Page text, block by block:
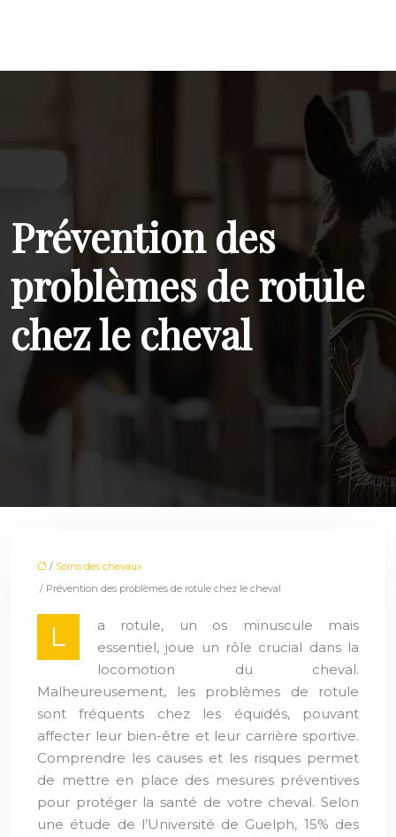
Prévention des
problèmes de rotule
chez le cheval
/ Soins des chevaux
/ Prévention des problèmes de rotule chez le cheval
L
a rotule, un os minuscule mais
essentiel, joue un rôle crucial dans la
locomotion du cheval.
Malheureusement, les problèmes de rotule
sont fréquents chez les équidés, pouvant
affecter leur bien-être et leur carrière sportive.
Comprendre les causes et les risques permet
de mettre en place des mesures préventives
pour protéger la santé de votre cheval. Selon
une étude de l’Université de Guelph, 15% des